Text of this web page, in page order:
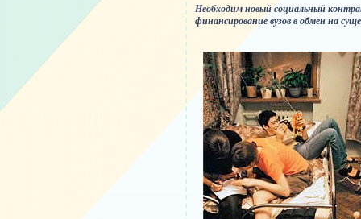
Необходим новый социальный
финансирование вузов в обмен на